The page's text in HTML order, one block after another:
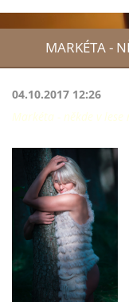
MARKÉTA -
04.10.2017 12:26
Markéta - někde v lese